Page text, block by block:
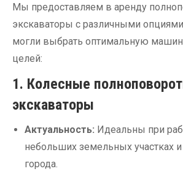
Мы предоставляем в аренду
экскаваторы с различными
могли выбрать оптимальную
целей:
1. Колесные
экскаваторы
Актуальность: Идеальны при
небольших земельных участках
города.